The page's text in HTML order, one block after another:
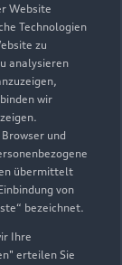
Website
Technologien
zu
analysieren
wir
und
übermittelt
von
bezeichnet.
Ihre
erteilen Sie